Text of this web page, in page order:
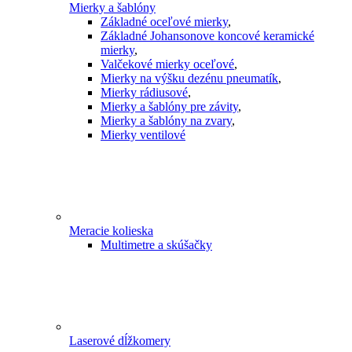
Mierky a šablóny
Základné oceľové mierky,
Základné Johansonove koncové keramické
mierky,
Valčekové mierky oceľové,
Mierky na výšku dezénu pneumatík,
Mierky rádiusové,
Mierky a šablóny pre závity,
Mierky a šablóny na zvary,
Mierky ventilové
Meracie kolieska
Multimetre a skúšačky
Laserové dĺžkomery